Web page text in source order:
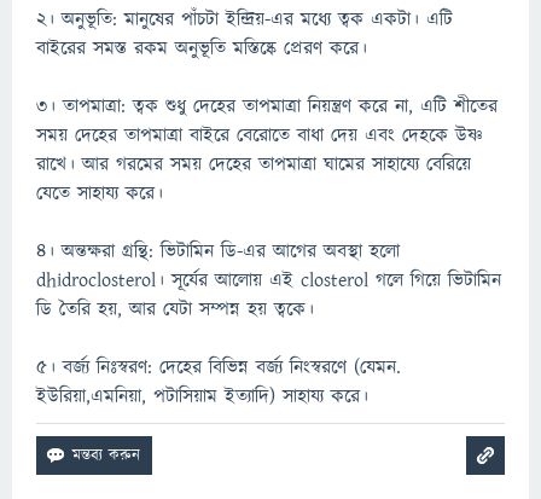
২। অনুভূতি: মানুষের পাঁচটা ইন্দ্রিয়-এর মধ্যে ত্বক একটা। এটি
বাইরের সমস্ত রকম অনুভূতি মস্তিষ্কে প্রেরণ করে।
৩। তাপমাত্রা: ত্বক শুধু দেহের তাপমাত্রা নিয়ন্ত্রণ করে না, এটি শীতের
সময় দেহের তাপমাত্রা বাইরে বেরোতে বাধা দেয় এবং দেহকে উষ্ণ
রাখে। আর গরমের সময় দেহের তাপমাত্রা ঘামের সাহায্যে বেরিয়ে
যেতে সাহায্য করে।
৪। অন্তক্ষরা গ্রন্থি: ভিটামিন ডি-এর আগের অবস্থা হলো
dhidroclosterol। সূর্যের আলোয় এই closterol গলে গিয়ে ভিটামিন
ডি তৈরি হয়, আর যেটা সম্পন্ন হয় ত্বকে।
৫। বর্জ্য নিঃস্বরণ: দেহের বিভিন্ন বর্জ্য নিংস্বরণে (যেমন.
ইউরিয়া,এমনিয়া, পটাসিয়াম ইত্যাদি) সাহায্য করে।